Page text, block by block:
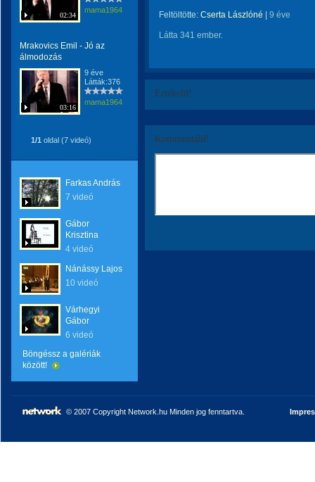
02:34
mama1964
Mrakovics Emil - Jó az
álmodozás
03:16
9 éve
Látták:376
mama1964
1/1 oldal (7 videó)
Farkas András
7 videó
Gábor
Krisztina
4 videó
Nánássy Lajos
10 videó
Várhegyi
Gábor
6 videó
Böngéssz a galériák
között!
Feltöltötte: Cserta Lászlóné 9 éve
Látta 341 ember.
Értékeld!
Kommentáld!
© 2007 Copyright Network.hu Minden jog fenntartva.